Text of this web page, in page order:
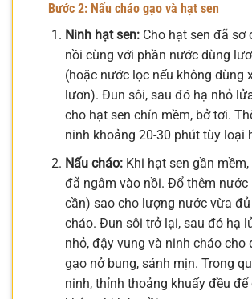
Bước 2: Nấu cháo gạo và hạt sen
Ninh hạt sen:Cho hạt sen đã sơ
nồi cùng với phần nước dùng
(hoặc nước lọc nếu không dùng
lươn). Đun sôi, sau đó hạ nhỏ
cho hạt sen chín mềm, bở tơi.
ninh khoảng 20-30 phút tùy loại
Nấu cháo:Khi hạt sen gần mềm,
đã ngâm vào nồi. Đổ thêm nước
cần) sao cho lượng nước vừa
cháo. Đun sôi trở lại, sau đó hạ
nhỏ, đậy vung và ninh cháo cho
gạo nở bung, sánh mịn. Trong
ninh, thỉnh thoảng khuấy đều để